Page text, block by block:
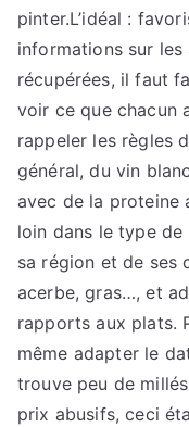
pinter.L’idéal :
informations sur
récupérées, il faut
voir ce que chacun
rappeler les règles
général, du vin
avec de la proteine
loin dans le type
sa région et de ses
acerbe, gras…, et
rapports aux plats.
même adapter le
trouve peu de
prix abusifs, ceci